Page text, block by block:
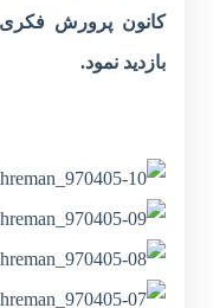
بازدید نمود.